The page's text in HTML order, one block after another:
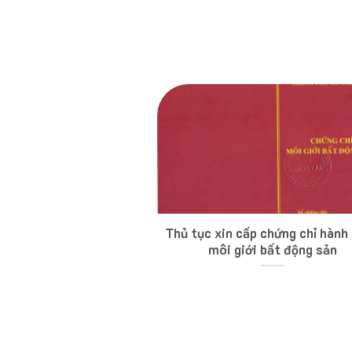
Thủ tục xin cấp chứng chỉ hành
môi giới bất động sản